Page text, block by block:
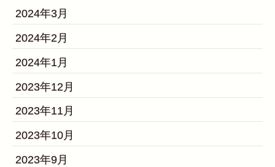
2024年3月
2024年2月
2024年1月
2023年12月
2023年11月
2023年10月
2023年9月